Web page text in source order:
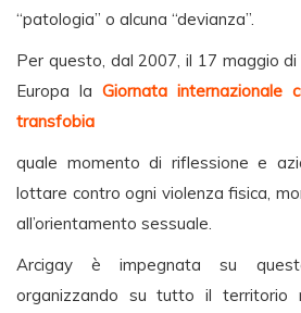
“patologia” o alcuna “devianza”.
Per questo, dal 2007, il 17 maggio
Europa la Giornata internazionale
transfobia
quale momento di riflessione e
lottare contro ogni violenza fisica,
all’orientamento sessuale.
Arcigay è impegnata su
organizzando su tutto il territorio